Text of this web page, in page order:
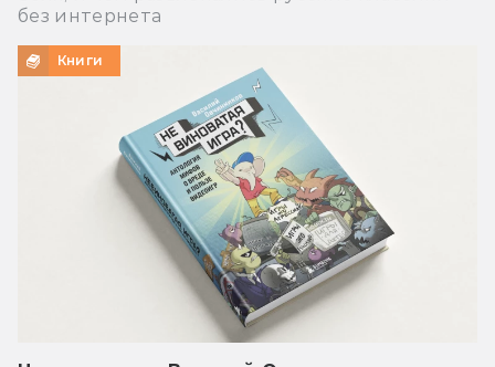
без интернета
Книги